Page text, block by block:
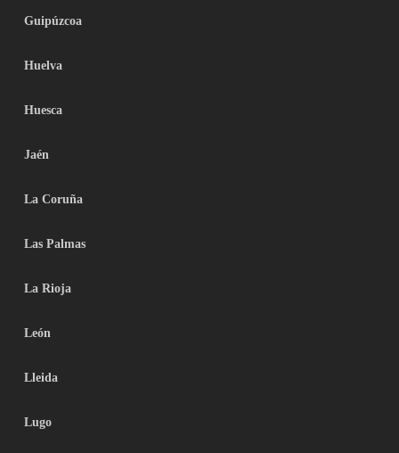
Guipúzcoa
Huelva
Huesca
Jaén
La Coruña
Las Palmas
La Rioja
León
Lleida
Lugo